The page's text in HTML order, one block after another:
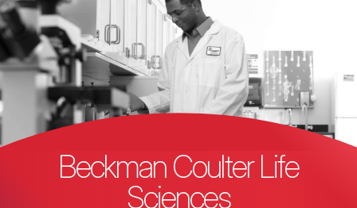
Beckman Coulter Life
Sciences